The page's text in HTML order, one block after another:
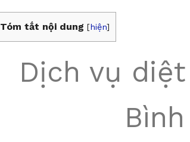
Tóm tắt nội dung [hiện]
Dịch vụ